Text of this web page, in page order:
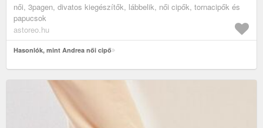
női, 3pagen, divatos kiegészítők, lábbelik, női cipők, tornacipők és
papucsok
astoreo.hu
Hasonlók, mint Andrea női cipő